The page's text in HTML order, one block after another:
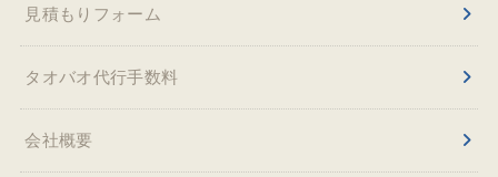
見積もりフォーム
タオバオ代行手数料
会社概要